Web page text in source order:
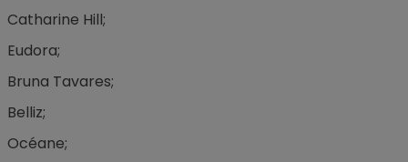
Catharine Hill;
Eudora;
Bruna Tavares;
Belliz;
Océane;